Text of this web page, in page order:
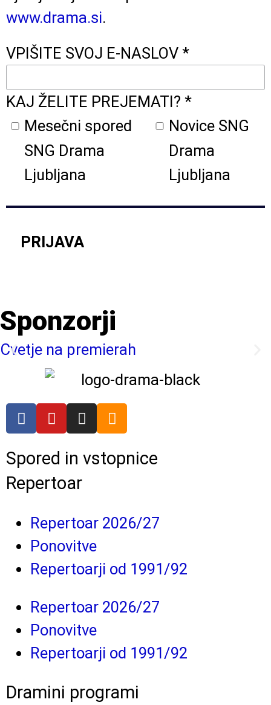
www.drama.si.
VPIŠITE SVOJ E-NASLOV *
KAJ ŽELITE PREJEMATI? *
Mesečni spored
SNG Drama
Ljubljana
Novice SNG
Drama
Ljubljana
PRIJAVA
Sponzorji
Cvetje na premierah
Spored in vstopnice
Repertoar
Repertoar 2026/27
Ponovitve
Repertoarji od 1991/92
Repertoar 2026/27
Ponovitve
Repertoarji od 1991/92
Dramini programi